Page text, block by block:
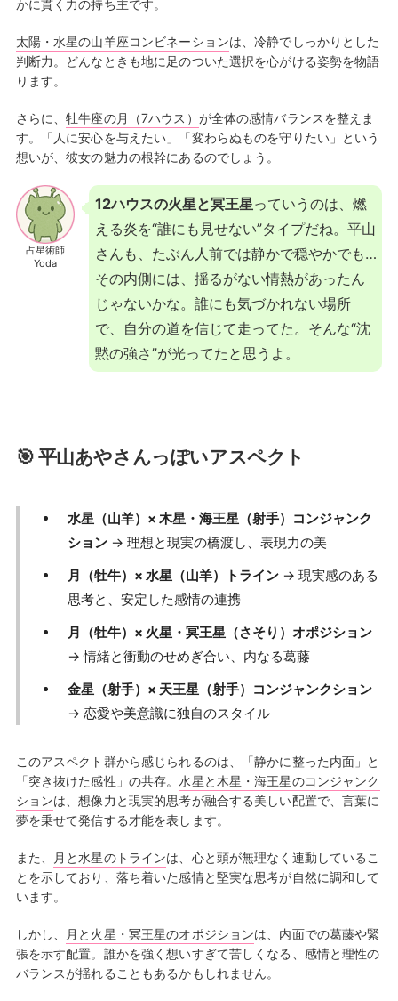
かに貫く力の持ち主です。
太陽・水星の山羊座コンビネーションは、冷静でしっかりとした
判断力。どんなときも地に足のついた選択を心がける姿勢を物語
ります。
さらに、牡牛座の月（7ハウス） が全体の感情バランスを整えま
す。「人に安心を与えたい」「変わらぬものを守りたい」という
想いが、彼女の魅力の根幹にあるのでしょう。
占星術師
Yoda
12ハウスの火星と冥王星っていうのは、燃
える炎を“誰にも見せない”タイプだね。平山
さんも、たぶん人前では静かで穏やかでも…
その内側には、揺るがない情熱があったん
じゃないかな。誰にも気づかれない場所
で、自分の道を信じて走ってた。そんな“沈
黙の強さ”が光ってたと思うよ。
🎯 平山あやさんっぽいアスペクト
水星（山羊）× 木星・海王星（射手）コンジャンク
ション→ 理想と現実の橋渡し、表現力の美
月（牡牛）× 水星（山羊）トライン→ 現実感のある
思考と、安定した感情の連携
月（牡牛）× 火星・冥王星（さそり）オポジション
→ 情緒と衝動のせめぎ合い、内なる葛藤
金星（射手）× 天王星（射手）コンジャンクション
→ 恋愛や美意識に独自のスタイル
このアスペクト群から感じられるのは、「静かに整った内面」と
「突き抜けた感性」の共存。水星と木星・海王星のコンジャンク
ションは、想像力と現実的思考が融合する美しい配置で、言葉に
夢を乗せて発信する才能を表します。
また、 月と水星のトラインは、心と頭が無理なく連動しているこ
とを示しており、落ち着いた感情と堅実な思考が自然に調和して
います。
しかし、 月と火星・冥王星のオポジションは、内面での葛藤や緊
張を示す配置。誰かを強く想いすぎて苦しくなる、感情と理性の
バランスが揺れることもあるかもしれません。